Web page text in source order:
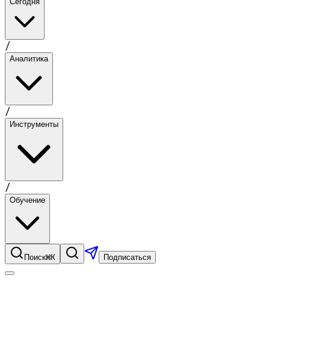
/
Аналитика
/
Инструменты
/
Обучение
Поиск⌘K Подписаться